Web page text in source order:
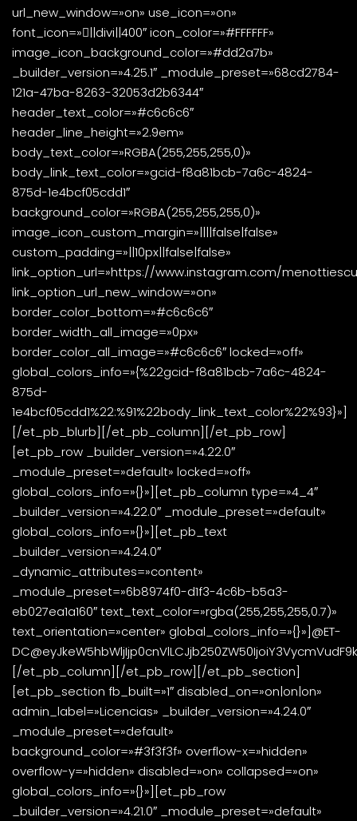
url_new_window=»on» use_icon=»on»
font_icon=»||divi||400″ icon_color=»#FFFFFF»
image_icon_background_color=»#dd2a7b»
_builder_version=»4.25.1″ _module_preset=»68cd2784-
121a-47ba-8263-32053d2b6344″
header_text_color=»#c6c6c6″
header_line_height=»2.9em»
body_text_color=»RGBA(255,255,255,0)»
body_link_text_color=»gcid-f8a81bcb-7a6c-4824-
875d-1e4bcf05cdd1″
background_color=»RGBA(255,255,255,0)»
image_icon_custom_margin=»||||false|false»
custom_padding=»||10px||false|false»
link_option_url=»https://www.instagram.com/
link_option_url_new_window=»on»
border_color_bottom=»#c6c6c6″
border_width_all_image=»0px»
border_color_all_image=»#c6c6c6″ locked=»off»
global_colors_info=»{%22gcid-f8a81bcb-7a6c-4824-
875d-
1e4bcf05cdd1%22:%91%22body_link_text_color%22%93}»]
[/et_pb_blurb][/et_pb_column][/et_pb_row]
[et_pb_row _builder_version=»4.22.0″
_module_preset=»default» locked=»off»
global_colors_info=»{}»][et_pb_column type=»4_4″
_builder_version=»4.22.0″ _module_preset=»default»
global_colors_info=»{}»][et_pb_text
_builder_version=»4.24.0″
_dynamic_attributes=»content»
_module_preset=»6b8974f0-d1f3-4c6b-b5a3-
eb027ea1a160″ text_text_color=»rgba(255,255,255,0.7)»
text_orientation=»center» global_colors_info=»{}»]@ET-
[/et_pb_column][/et_pb_row][/et_pb_section]
[et_pb_section fb_built=»1″ disabled_on=»on|on|on»
admin_label=»Licencias» _builder_version=»4.24.0″
_module_preset=»default»
background_color=»#3f3f3f» overflow-x=»hidden»
overflow-y=»hidden» disabled=»on» collapsed=»on»
global_colors_info=»{}»][et_pb_row
_builder_version=»4.21.0″ _module_preset=»default»